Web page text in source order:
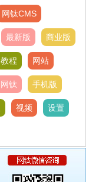
网钛CMS
最新版 商业版
教程 网站
网钛 手机版
视频 设置